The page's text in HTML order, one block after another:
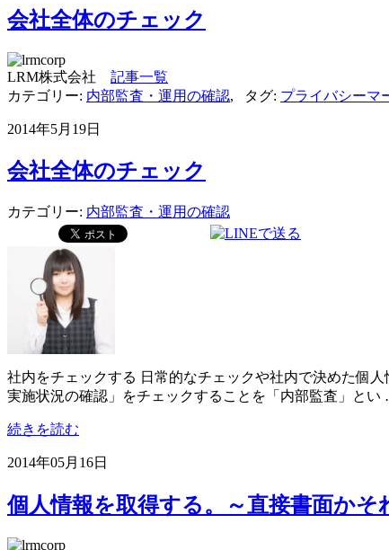
会社全体のチェック
LRM株式会社 記事一覧
カテゴリー: 内部監査・運用の確認, タグ: プライバシーマ
2014年5月19日
会社全体のチェック
カテゴリー: 内部監査・運用の確認
社内をチェックする 日常的なチェックや社内で決めた個
実施状況の確認」をチェックすることを「内部監査」とい
続きを読む
2014年05月16日
個人情報を取得する。～直接書面かそ